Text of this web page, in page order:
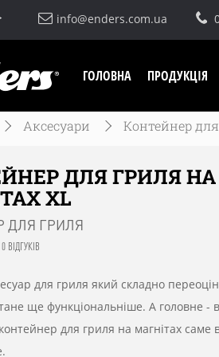
info@enders.com.ua
ГОЛОВНА ПРОДУКЦІЯ
Аксесуари Контейнер
ДЛЯ ГРИЛЯ НА
XL
ДЛЯ ГРИЛЯ
0 ВІДГУКІВ
для гриля який складно
ще функціональніше. А головне -
контейнер для гриля на магнітах саме
.